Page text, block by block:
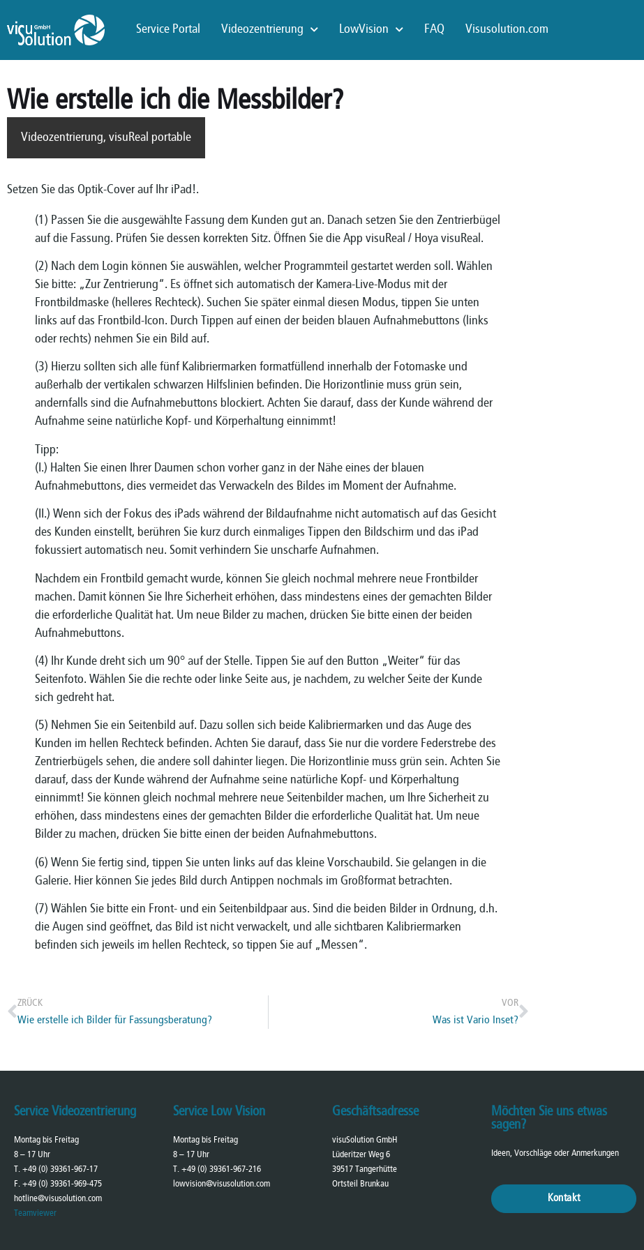
Service Portal Videozentrierung LowVision FAQ Visusolution.com
Wie erstelle ich die Messbilder?
Videozentrierung, visuReal portable
Setzen Sie das Optik-Cover auf Ihr iPad!.
(1) Passen Sie die ausgewählte Fassung dem Kunden gut an. Danach setzen Sie den Zentrierbügel
auf die Fassung. Prüfen Sie dessen korrekten Sitz. Öffnen Sie die App visuReal / Hoya visuReal.
(2) Nach dem Login können Sie auswählen, welcher Programmteil gestartet werden soll. Wählen
Sie bitte: „Zur Zentrierung“. Es öffnet sich automatisch der Kamera-Live-Modus mit der
Frontbildmaske (helleres Rechteck). Suchen Sie später einmal diesen Modus, tippen Sie unten
links auf das Frontbild-Icon. Durch Tippen auf einen der beiden blauen Aufnahmebuttons (links
oder rechts) nehmen Sie ein Bild auf.
(3) Hierzu sollten sich alle fünf Kalibriermarken formatfüllend innerhalb der Fotomaske und
außerhalb der vertikalen schwarzen Hilfslinien befinden. Die Horizontlinie muss grün sein,
andernfalls sind die Aufnahmebuttons blockiert. Achten Sie darauf, dass der Kunde während der
Aufnahme seine natürliche Kopf- und Körperhaltung einnimmt!
Tipp:
(I.) Halten Sie einen Ihrer Daumen schon vorher ganz in der Nähe eines der blauen
Aufnahmebuttons, dies vermeidet das Verwackeln des Bildes im Moment der Aufnahme.
(II.) Wenn sich der Fokus des iPads während der Bildaufnahme nicht automatisch auf das Gesicht
des Kunden einstellt, berühren Sie kurz durch einmaliges Tippen den Bildschirm und das iPad
fokussiert automatisch neu. Somit verhindern Sie unscharfe Aufnahmen.
Nachdem ein Frontbild gemacht wurde, können Sie gleich nochmal mehrere neue Frontbilder
machen. Damit können Sie Ihre Sicherheit erhöhen, dass mindestens eines der gemachten Bilder
die erforderliche Qualität hat. Um neue Bilder zu machen, drücken Sie bitte einen der beiden
Aufnahmebuttons.
(4) Ihr Kunde dreht sich um 90° auf der Stelle. Tippen Sie auf den Button „Weiter“ für das
Seitenfoto. Wählen Sie die rechte oder linke Seite aus, je nachdem, zu welcher Seite der Kunde
sich gedreht hat.
(5) Nehmen Sie ein Seitenbild auf. Dazu sollen sich beide Kalibriermarken und das Auge des
Kunden im hellen Rechteck befinden. Achten Sie darauf, dass Sie nur die vordere Federstrebe des
Zentrierbügels sehen, die andere soll dahinter liegen. Die Horizontlinie muss grün sein. Achten Sie
darauf, dass der Kunde während der Aufnahme seine natürliche Kopf- und Körperhaltung
einnimmt! Sie können gleich nochmal mehrere neue Seitenbilder machen, um Ihre Sicherheit zu
erhöhen, dass mindestens eines der gemachten Bilder die erforderliche Qualität hat. Um neue
Bilder zu machen, drücken Sie bitte einen der beiden Aufnahmebuttons.
(6) Wenn Sie fertig sind, tippen Sie unten links auf das kleine Vorschaubild. Sie gelangen in die
Galerie. Hier können Sie jedes Bild durch Antippen nochmals im Großformat betrachten.
(7) Wählen Sie bitte ein Front- und ein Seitenbildpaar aus. Sind die beiden Bilder in Ordnung, d.h.
die Augen sind geöffnet, das Bild ist nicht verwackelt, und alle sichtbaren Kalibriermarken
befinden sich jeweils im hellen Rechteck, so tippen Sie auf „Messen“.
ZRÜCK
Wie erstelle ich Bilder für Fassungsberatung?
VOR
Was ist Vario Inset?
Service Videozentrierung
Montag bis Freitag
8 – 17 Uhr
T. +49 (0) 39361-967-17
F. +49 (0) 39361-969-475
hotline@visusolution.com
Teamviewer
Service Low Vision
Montag bis Freitag
8 – 17 Uhr
T. +49 (0) 39361-967-216
lowvision@visusolution.com
Geschäftsadresse
visuSolution GmbH
Lüderitzer Weg 6
39517 Tangerhütte
Ortsteil Brunkau
Möchten Sie uns etwas
sagen?
Ideen, Vorschläge oder Anmerkungen
Kontakt